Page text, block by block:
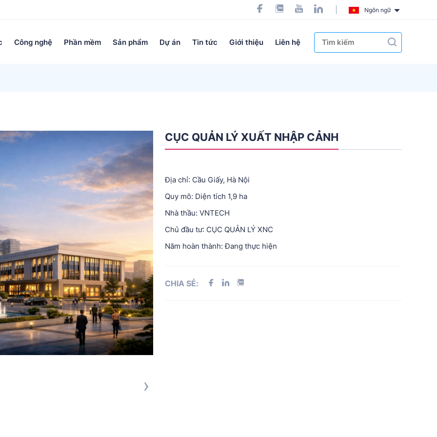
Ngôn ngữ
Công nghệ Phần mềm Sản phẩm Dự án Tin tức Giới thiệu Liên hệ
›
CỤC QUẢN LÝ XUẤT NHẬP CẢNH
Địa chỉ: Cầu Giấy, Hà Nội
Quy mô: Diện tích 1,9 ha
Nhà thầu: VNTECH
Chủ đầu tư: CỤC QUẢN LÝ XNC
Năm hoàn thành: Đang thực hiện
CHIA SẺ: